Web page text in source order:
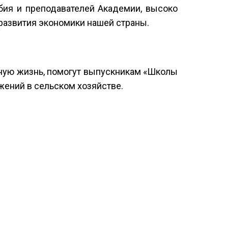
и преподавателей Академии, высоко
экономики нашей страны.
жизнь, помогут выпускникам «Школы
в сельском хозяйстве.